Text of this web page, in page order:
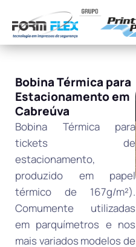
Bobina Térmica para
Estacionamento em
Cabreúva
Bobina Térmica para
tickets de
estacionamento,
produzido em papel
térmico de 167g/m²).
Comumente utilizadas
em parquímetros e nos
mais variados modelos de